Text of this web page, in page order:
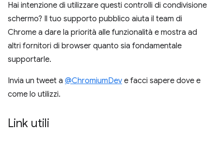
Hai intenzione di utilizzare questi controlli di condivisione
schermo? Il tuo supporto pubblico aiuta il team di
Chrome a dare la priorità alle funzionalità e mostra ad
altri fornitori di browser quanto sia fondamentale
supportarle.
Invia un tweet a @ChromiumDev e facci sapere dove e
come lo utilizzi.
Link utili